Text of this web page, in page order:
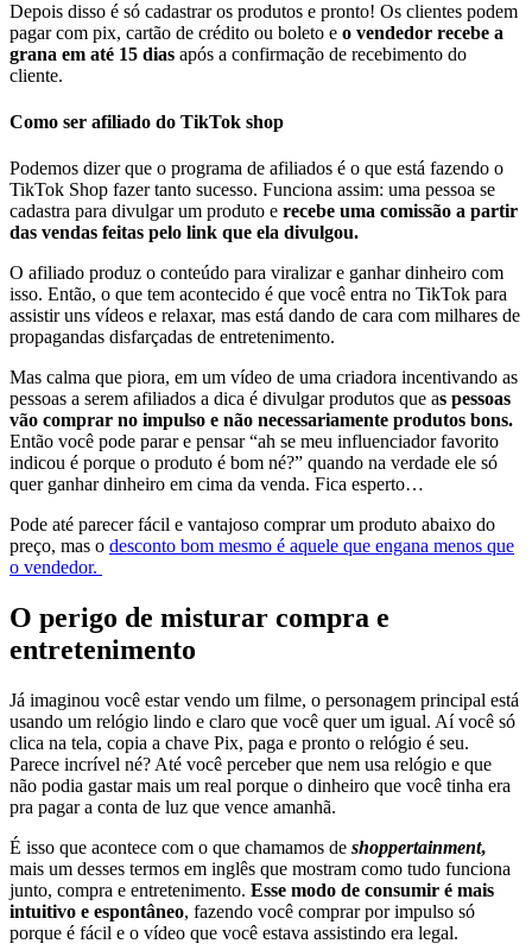
Depois disso é só cadastrar os produtos e pronto! Os clientes podem
pagar com pix, cartão de crédito ou boleto e o vendedor recebe a
grana em até 15 dias após a confirmação de recebimento do
cliente.
Como ser afiliado do TikTok shop
Podemos dizer que o programa de afiliados é o que está fazendo o
TikTok Shop fazer tanto sucesso. Funciona assim: uma pessoa se
cadastra para divulgar um produto e recebe uma comissão a partir
das vendas feitas pelo link que ela divulgou.
O afiliado produz o conteúdo para viralizar e ganhar dinheiro com
isso. Então, o que tem acontecido é que você entra no TikTok para
assistir uns vídeos e relaxar, mas está dando de cara com milhares de
propagandas disfarçadas de entretenimento.
Mas calma que piora, em um vídeo de uma criadora incentivando as
pessoas a serem afiliados a dica é divulgar produtos que as pessoas
vão comprar no impulso e não necessariamente produtos bons.
Então você pode parar e pensar “ah se meu influenciador favorito
indicou é porque o produto é bom né?” quando na verdade ele só
quer ganhar dinheiro em cima da venda. Fica esperto…
Pode até parecer fácil e vantajoso comprar um produto abaixo do
preço, mas o desconto bom mesmo é aquele que engana menos que
o vendedor.
O perigo de misturar compra e
entretenimento
Já imaginou você estar vendo um filme, o personagem principal está
usando um relógio lindo e claro que você quer um igual. Aí você só
clica na tela, copia a chave Pix, paga e pronto o relógio é seu.
Parece incrível né? Até você perceber que nem usa relógio e que
não podia gastar mais um real porque o dinheiro que você tinha era
pra pagar a conta de luz que vence amanhã.
É isso que acontece com o que chamamos de shoppertainment,
mais um desses termos em inglês que mostram como tudo funciona
junto, compra e entretenimento. Esse modo de consumir é mais
intuitivo e espontâneo, fazendo você comprar por impulso só
porque é fácil e o vídeo que você estava assistindo era legal.